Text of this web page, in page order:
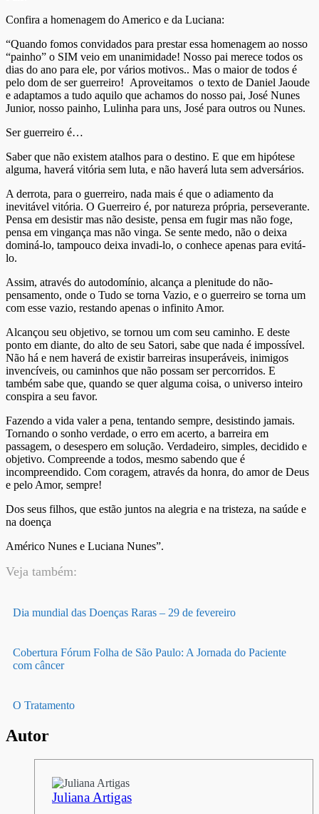
Confira a homenagem do Americo e da Luciana:
“Quando fomos convidados para prestar essa homenagem ao nosso
“painho” o SIM veio em unanimidade! Nosso pai merece todos os
dias do ano para ele, por vários motivos.. Mas o maior de todos é
pelo dom de ser guerreiro! Aproveitamos o texto de Daniel Jaoude
e adaptamos a tudo aquilo que achamos do nosso pai, José Nunes
Junior, nosso painho, Lulinha para uns, José para outros ou Nunes.
Ser guerreiro é…
Saber que não existem atalhos para o destino. E que em hipótese
alguma, haverá vitória sem luta, e não haverá luta sem adversários.
A derrota, para o guerreiro, nada mais é que o adiamento da
inevitável vitória. O Guerreiro é, por natureza própria, perseverante.
Pensa em desistir mas não desiste, pensa em fugir mas não foge,
pensa em vingança mas não vinga. Se sente medo, não o deixa
dominá-lo, tampouco deixa invadi-lo, o conhece apenas para evitá-
lo.
Assim, através do autodomínio, alcança a plenitude do não-
pensamento, onde o Tudo se torna Vazio, e o guerreiro se torna um
com esse vazio, restando apenas o infinito Amor.
Alcançou seu objetivo, se tornou um com seu caminho. E deste
ponto em diante, do alto de seu Satori, sabe que nada é impossível.
Não há e nem haverá de existir barreiras insuperáveis, inimigos
invencíveis, ou caminhos que não possam ser percorridos. E
também sabe que, quando se quer alguma coisa, o universo inteiro
conspira a seu favor.
Fazendo a vida valer a pena, tentando sempre, desistindo jamais.
Tornando o sonho verdade, o erro em acerto, a barreira em
passagem, o desespero em solução. Verdadeiro, simples, decidido e
objetivo. Compreende a todos, mesmo sabendo que é
incompreendido. Com coragem, através da honra, do amor de Deus
e pelo Amor, sempre!
Dos seus filhos, que estão juntos na alegria e na tristeza, na saúde e
na doença
Américo Nunes e Luciana Nunes”.
Veja também:
Dia mundial das Doenças Raras – 29 de fevereiro
Cobertura Fórum Folha de São Paulo: A Jornada do Paciente
com câncer
O Tratamento
Autor
Juliana Artigas